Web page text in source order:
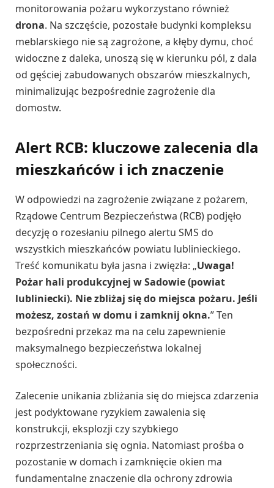
monitorowania pożaru wykorzystano również
drona. Na szczęście, pozostałe budynki kompleksu
meblarskiego nie są zagrożone, a kłęby dymu, choć
widoczne z daleka, unoszą się w kierunku pól, z dala
od gęściej zabudowanych obszarów mieszkalnych,
minimalizując bezpośrednie zagrożenie dla
domostw.
Alert RCB: kluczowe zalecenia dla
mieszkańców i ich znaczenie
W odpowiedzi na zagrożenie związane z pożarem,
Rządowe Centrum Bezpieczeństwa (RCB) podjęło
decyzję o rozesłaniu pilnego alertu SMS do
wszystkich mieszkańców powiatu lublinieckiego.
Treść komunikatu była jasna i zwięzła: „Uwaga!
Pożar hali produkcyjnej w Sadowie (powiat
lubliniecki). Nie zbliżaj się do miejsca pożaru. Jeśli
możesz, zostań w domu i zamknij okna.” Ten
bezpośredni przekaz ma na celu zapewnienie
maksymalnego bezpieczeństwa lokalnej
społeczności.
Zalecenie unikania zbliżania się do miejsca zdarzenia
jest podyktowane ryzykiem zawalenia się
konstrukcji, eksplozji czy szybkiego
rozprzestrzeniania się ognia. Natomiast prośba o
pozostanie w domach i zamknięcie okien ma
fundamentalne znaczenie dla ochrony zdrowia